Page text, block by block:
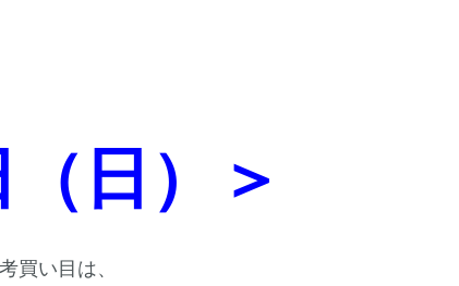
日）＞
い目は、